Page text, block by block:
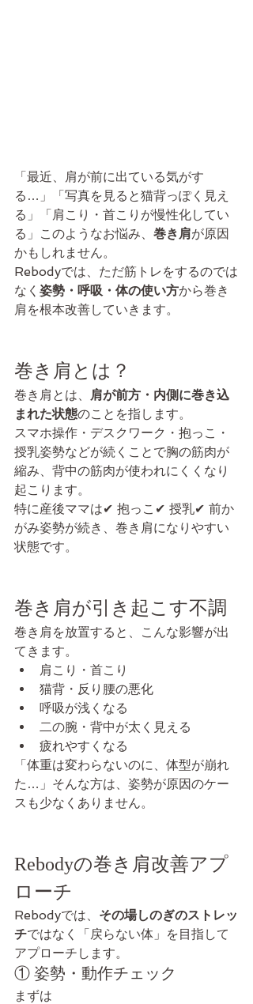
「最近、肩が前に出ている気がす
る…」「写真を見ると猫背っぽく見え
る」「肩こり・首こりが慢性化してい
る」このようなお悩み、 巻き肩が原因
かもしれません。
Rebodyでは、ただ筋トレをするのでは
なく 姿勢・呼吸・体の使い方から巻き
肩を根本改善していきます。
巻き肩とは？
巻き肩とは、 肩が前方・内側に巻き込
まれた状態のことを指します。
スマホ操作・デスクワーク・抱っこ・
授乳姿勢などが続くことで胸の筋肉が
縮み、背中の筋肉が使われにくくなり
起こります。
特に産後ママは✔ 抱っこ✔ 授乳✔ 前か
がみ姿勢が続き、巻き肩になりやすい
状態です。
巻き肩が引き起こす不調
巻き肩を放置すると、こんな影響が出
てきます。
肩こり・首こり
猫背・反り腰の悪化
呼吸が浅くなる
二の腕・背中が太く見える
疲れやすくなる
「体重は変わらないのに、体型が崩れ
た…」そんな方は、姿勢が原因のケー
スも少なくありません。
Rebodyの巻き肩改善アプ
ローチ
Rebodyでは、 その場しのぎのストレッ
チではなく「戻らない体」を目指して
アプローチします。
① 姿勢・動作チェック
まずは